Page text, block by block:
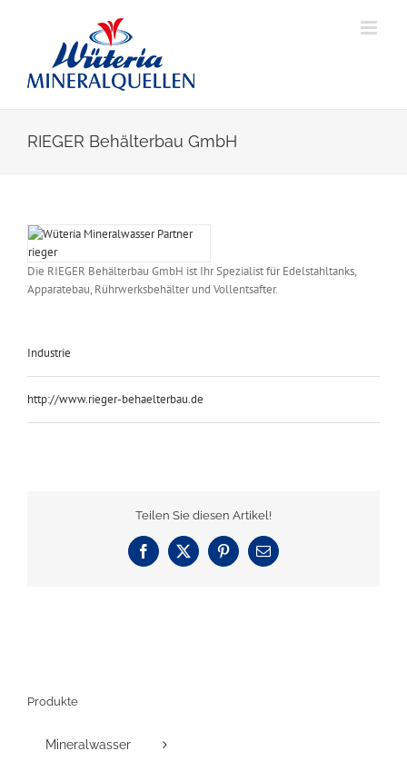
RIEGER Behälterbau GmbH
View
Larger
Image
Die RIEGER Behälterbau GmbH ist Ihr Spezialist für Edelstahltanks,
Apparatebau, Rührwerksbehälter und Vollentsafter.
Industrie
http://www.rieger-behaelterbau.de
Teilen Sie diesen Artikel!
Facebook
X PinterestE-
Mail
Produkte
Mineralwasser